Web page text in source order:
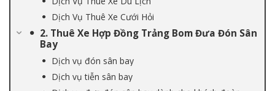
Dịch Vụ Thuê Xe Cưới Hỏi
2. Thuê Xe Hợp Đồng Trảng Bom Đưa Đón Sân
Bay
Dịch vụ đón sân bay
Dịch vụ tiễn sân bay